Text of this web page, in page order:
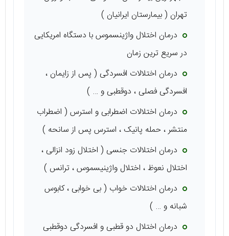
تهران ( بیمارستان ایرانیان )
درمان اختلال واژینسموس با دستگاه امریکایی
در سریع ترین زمان
درمان اختلالات افسردگی ( پس از زایمان ،
افسردگی فصلی ، دوقطبی و … )
درمان اختلالات اضطرابی و استرس ( اضطراب
منتشر ، حمله پانیک ، استرس پس از سانحه )
درمان اختلالات جنسی ( اختلال زود انزالی ،
اختلال نعوظ ، اختلال واژینیسموس ، ترانس )
درمان اختلالات خواب ( بی خوابی ، کابوس
شبانه و … )
درمان اختلال دو قطبی و افسردگی دوقطبی